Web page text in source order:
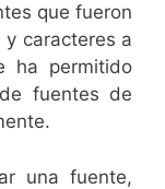
que fueron
caracteres a
ha permitido
fuentes de
una fuente,